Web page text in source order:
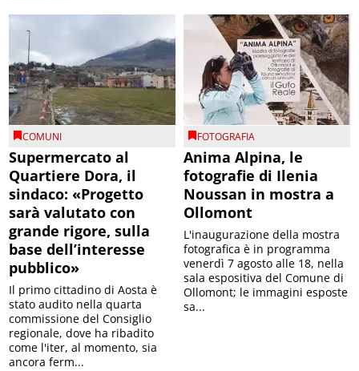
COMUNI
Supermercato al
Quartiere Dora, il
sindaco: «Progetto
sarà valutato con
grande rigore, sulla
base dell’interesse
pubblico»
Il primo cittadino di Aosta è
stato audito nella quarta
commissione del Consiglio
regionale, dove ha ribadito
come l'iter, al momento, sia
ancora ferm...
FOTOGRAFIA
Anima Alpina, le
fotografie di Ilenia
Noussan in mostra a
Ollomont
L'inaugurazione della mostra
fotografica è in programma
venerdì 7 agosto alle 18, nella
sala espositiva del Comune di
Ollomont; le immagini esposte
sa...